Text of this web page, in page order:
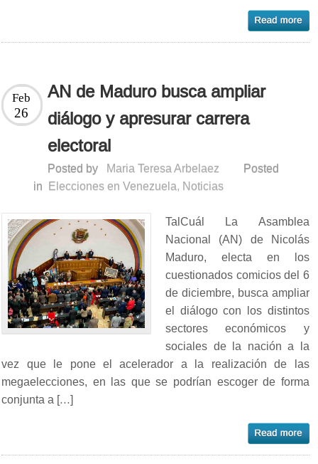
AN de Maduro busca ampliar
diálogo y apresurar carrera
electoral
Feb
26
Posted by Maria Teresa Arbelaez
Posted
in
Elecciones en Venezuela, Noticias
TalCuál La Asamblea
Nacional (AN) de Nicolás
Maduro, electa en los
cuestionados comicios del 6
de diciembre, busca ampliar
el diálogo con los distintos
sectores económicos y
sociales de la nación a la
vez que le pone el acelerador a la realización de las
megaelecciones, en las que se podrían escoger de forma
conjunta a […]